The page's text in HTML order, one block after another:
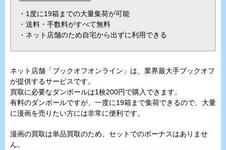
・1度に19箱までの大量集荷が可能
・送料・手数料がすべて無料
・ネット店舗のため自宅から出ずに利用できる
ネット店舗「ブックオフオンライン」は、業界最大手ブックオフ
が提供するサービスです。
買取に必要なダンボールは1枚200円で購入できます。
有料のダンボールですが、一度に19箱まで集荷できるので、大量
に漫画を売りたい方には非常に便利です。
漫画の買取は単品買取のため、セットでのボーナスはありませ
ん。